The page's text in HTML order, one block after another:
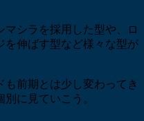
シラを採用した型や、ロ
を伸ばす型など様々な型が
前期とは少し変わってき
に見ていこう。